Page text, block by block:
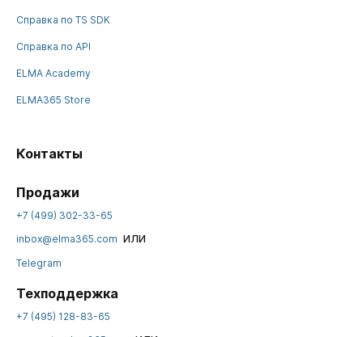
Справка по TS SDK
Справка по API
ELMA Academy
ELMA365 Store
Контакты
Продажи
+7 (499) 302-33-65
inbox@elma365.com или
Telegram
Техподдержка
+7 (495) 128-83-65